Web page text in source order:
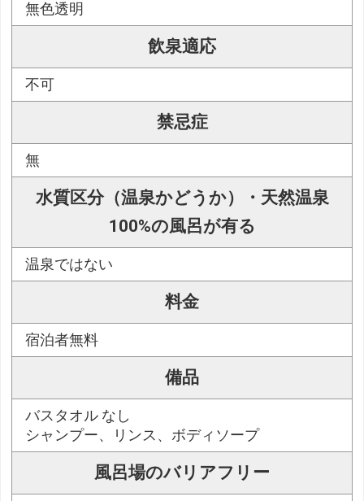
無色透明
飲泉適応
不可
禁忌症
無
水質区分（温泉かどうか）・天然温泉
100%の風呂が有る
温泉ではない
料金
宿泊者無料
備品
バスタオル なし
シャンプー、リンス、ボディソープ
風呂場のバリアフリー